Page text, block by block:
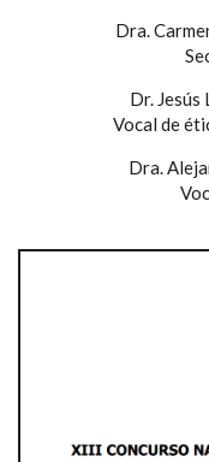
Dra.
Dr. Jesús
Vocal de
Dra.